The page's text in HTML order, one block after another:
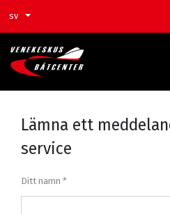
sv
Lämna ett
service
Ditt namn